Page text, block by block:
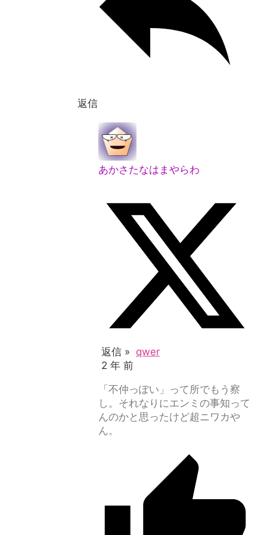
返信
あかさたなはまやらわ
返信 » qwer
2 年 前
「不仲っぽい」って所でもう察
し。それなりにエンミの事知って
んのかと思ったけど超ニワカや
ん。